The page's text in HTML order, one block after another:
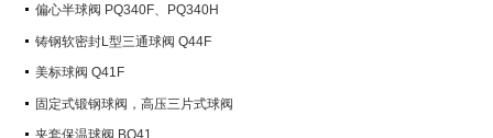
偏心半球阀 PQ340F、PQ340H
铸钢软密封L型三通球阀 Q44F
美标球阀 Q41F
固定式锻钢球阀，高压三片式球阀
Q347Y,Q347F